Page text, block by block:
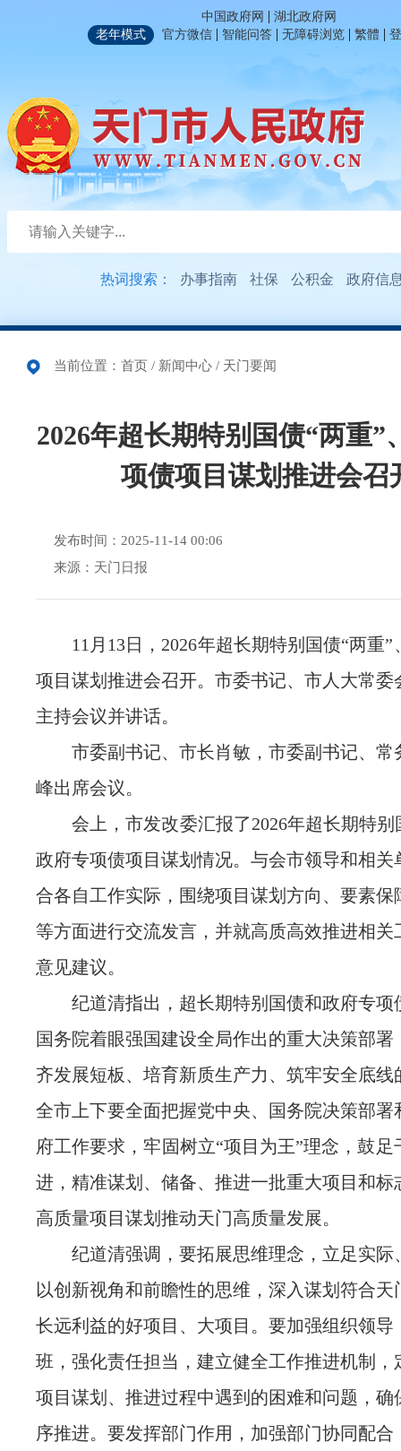
中国政府网 | 湖北政府网
老年模式
官方微信 | 智能问答 | 无障碍浏览 | 繁體 |
热词搜索： 办事指南 社保 公积金 政府信
当前位置： 首页 / 新闻中心 / 天门要闻
2026年超长期特别国债“两重”
项债项目谋划推进会召
发布时间：2025-11-14 00:06
来源：天门日报
11月13日，2026年超长期特别国债“两重
项目谋划推进会召开。市委书记、市人大常委
主持会议并讲话。
市委副书记、市长肖敏，市委副书记、常
峰出席会议。
会上，市发改委汇报了2026年超长期特别
政府专项债项目谋划情况。与会市领导和相关
合各自工作实际，围绕项目谋划方向、要素保
等方面进行交流发言，并就高质高效推进相关
意见建议。
纪道清指出，超长期特别国债和政府专项
国务院着眼强国建设全局作出的重大决策部署
齐发展短板、培育新质生产力、筑牢安全底线
全市上下要全面把握党中央、国务院决策部署
府工作要求，牢固树立“项目为王”理念，鼓足
进，精准谋划、储备、推进一批重大项目和标
高质量项目谋划推动天门高质量发展。
纪道清强调，要拓展思维理念，立足实际
以创新视角和前瞻性的思维，深入谋划符合天
长远利益的好项目、大项目。要加强组织领导
班，强化责任担当，建立健全工作推进机制，
项目谋划、推进过程中遇到的困难和问题，确
序推进。要发挥部门作用，加强部门协同配合